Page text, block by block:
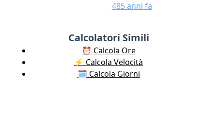
485 anni fa
Calcolatori Simili
⏰ Calcola Ore
⚡️ Calcola Velocità
🗓️ Calcola Giorni